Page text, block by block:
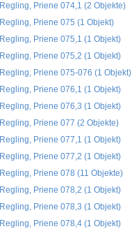
Regling, Priene 074,1 (2 Objekte)
Regling, Priene 075 (1 Objekt)
Regling, Priene 075,1 (1 Objekt)
Regling, Priene 075,2 (1 Objekt)
Regling, Priene 075-076 (1 Objekt)
Regling, Priene 076,1 (1 Objekt)
Regling, Priene 076,3 (1 Objekt)
Regling, Priene 077 (2 Objekte)
Regling, Priene 077,1 (1 Objekt)
Regling, Priene 077,2 (1 Objekt)
Regling, Priene 078 (11 Objekte)
Regling, Priene 078,2 (1 Objekt)
Regling, Priene 078,3 (1 Objekt)
Regling, Priene 078,4 (1 Objekt)